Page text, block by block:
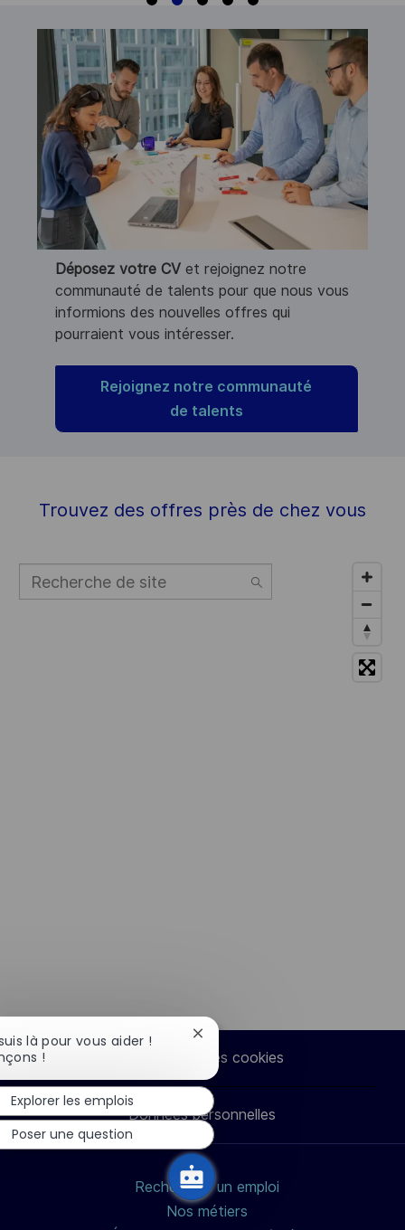
Déposez votre CVet rejoignez notre
communauté de talents pour que nous vous
informions des nouvelles offres qui
pourraient vous intéresser.
Rejoignez notre communauté
de talents
Trouvez des offres près de chez vous
Recherche
de
Paramètres des cookies
Données personnelles
Rechercher un emploi
Nos métiers
là pour vous aider !
!
Fermer
notification
du
chatbot
Explorer les emplois
Poser une question